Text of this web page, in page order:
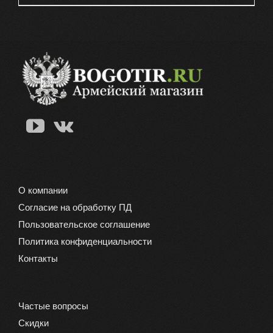
О компании
Согласие на обработку ПД
Пользовательское соглашение
Политика конфиденциальности
Контакты
Частые вопросы
Скидки